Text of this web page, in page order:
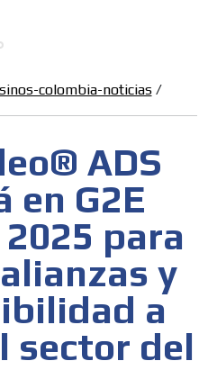
colombia-noticias/
ADS
en G2E
para
y
a
sector del